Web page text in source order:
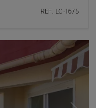
REF. LC-1675